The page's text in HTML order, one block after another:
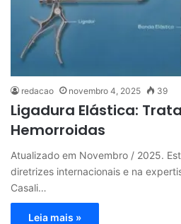
redacao novembro 4, 2025 39
Ligadura Elástica:
Hemorroidas
Atualizado em Novembro / 2025.
diretrizes internacionais e na
Casali…
Leia mais »